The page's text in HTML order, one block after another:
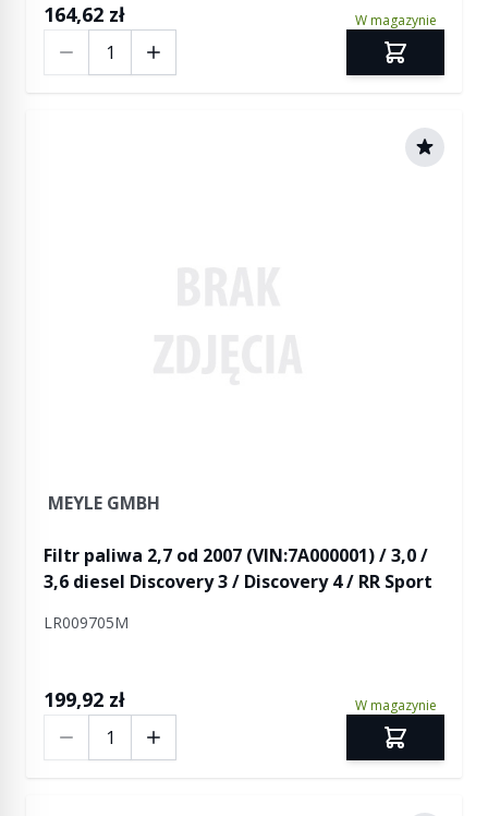
164,62 zł W magazynie
MEYLE GMBH
Filtr paliwa 2,7 od 2007 (VIN:7A000001) / 3,0 /
3,6 diesel Discovery 3 / Discovery 4 / RR Sport
LR009705M
199,92 zł W magazynie